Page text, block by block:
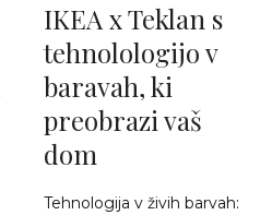
IKEA x Teklan s
tehnolologijo v
baravah, ki
preobrazi vaš
dom
Tehnologija v živih barvah: